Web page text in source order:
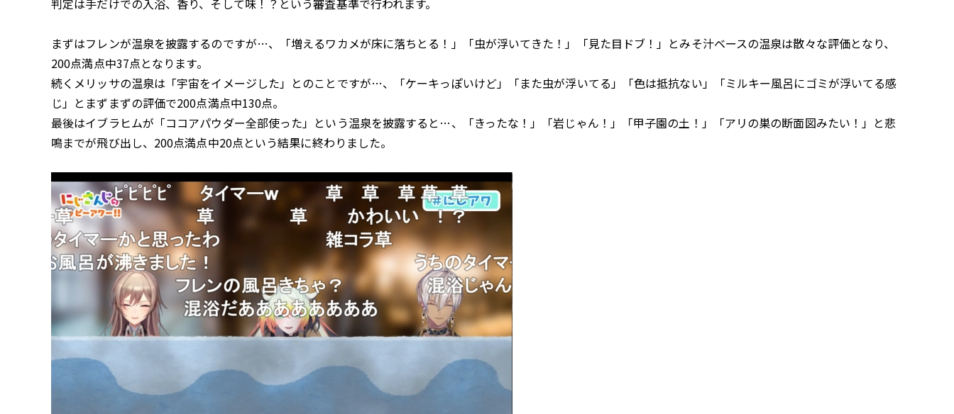
判定は手だけでの入浴、香り、そして味！？という審査基準で行われます。
まずはフレンが温泉を披露するのですが…、「増えるワカメが床に落ちとる！」「虫が浮いてきた！」「見た目ドブ！」とみそ汁ベースの温泉は散々な評価となり、
200点満点中37点となります。
続くメリッサの温泉は「宇宙をイメージした」とのことですが…、「ケーキっぽいけど」「また虫が浮いてる」「色は抵抗ない」「ミルキー風呂にゴミが浮いてる感
じ」とまずまずの評価で200点満点中130点。
最後はイブラヒムが「ココアパウダー全部使った」という温泉を披露すると…、「きったな！」「岩じゃん！」「甲子園の土！」「アリの巣の断面図みたい！」と悲
鳴までが飛び出し、200点満点中20点という結果に終わりました。